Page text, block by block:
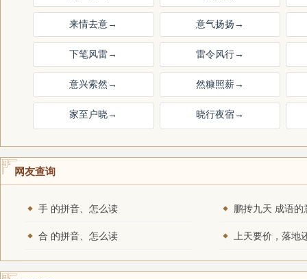
来情去意→ 意气扬扬→
下笔风雷→ 雷令风行→
意兴索然→ 然糠照薪→
家至户晓→ 晓行夜宿→
网友查询
手 的拼音、怎么读 鹏抟九天 成语的
合 的拼音、怎么读